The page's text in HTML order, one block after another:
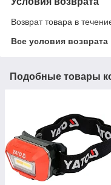
Возврат товара в
Все условия возврата
Подобные товары